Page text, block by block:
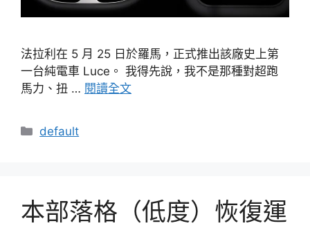
法拉利在 5 月 25 日於羅馬，正式推出該廠史上第
一台純電車 Luce。 我得先說，我不是那種對超跑
馬力、扭 … 閱讀全文
分
default
本部落格（低度）恢復運